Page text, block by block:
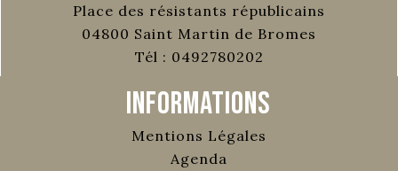
Place des résistants républicains
04800 Saint Martin de Bromes
Tél : 0492780202
Informations
Mentions Légales
Agenda